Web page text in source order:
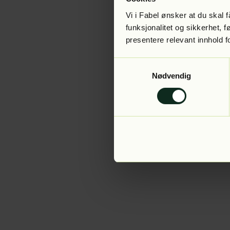
Vi i Fabel ønsker at du skal
funksjonalitet og sikkerhet,
presentere relevant innhold
Nødvendig
Application